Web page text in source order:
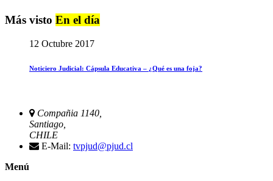
Más visto En el día
12 Octubre 2017
Noticiero Judicial: Cápsula Educativa – ¿Qué es una foja?
Compañia 1140,
Santiago,
CHILE
E-Mail: tvpjud@pjud.cl
Menú